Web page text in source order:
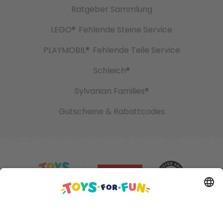
Ratgeber Sammlung
LEGO® Fehlende Steine Service
PLAYMOBIL® Fehlende Teile Service
Schleich®
Sylvanian Families®
Gutscheine & Rabattcodes